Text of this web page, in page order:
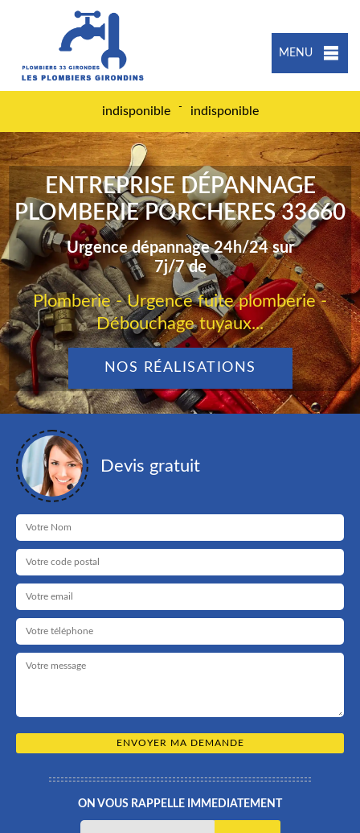
MENU
indisponible - indisponible
ENTREPRISE DÉPANNAGE
PLOMBERIE PORCHERES 33660
Urgence dépannage 24h/24 sur
7j/7 de
Plomberie - Urgence fuite plomberie -
Débouchage tuyaux...
NOS RÉALISATIONS
Devis gratuit
ON VOUS RAPPELLE IMMEDIATEMENT